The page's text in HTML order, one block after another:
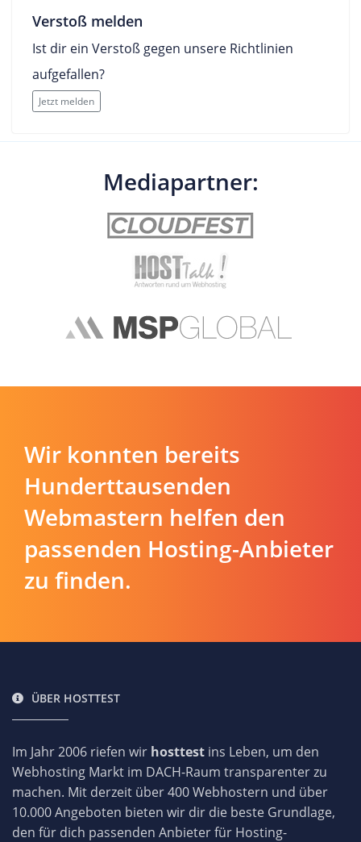
Verstoß melden
Ist dir ein Verstoß gegen unsere Richtlinien
aufgefallen?
Jetzt melden
Mediapartner:
Wir konnten bereits
Hunderttausenden
Webmastern helfen den
passenden Hosting-Anbieter
zu finden.
ÜBER HOSTTEST
Im Jahr 2006 riefen wir hosttest ins Leben, um den
Webhosting Markt im DACH-Raum transparenter zu
machen. Mit derzeit über 400 Webhostern und über
10.000 Angeboten bieten wir dir die beste Grundlage,
den für dich passenden Anbieter für Hosting-